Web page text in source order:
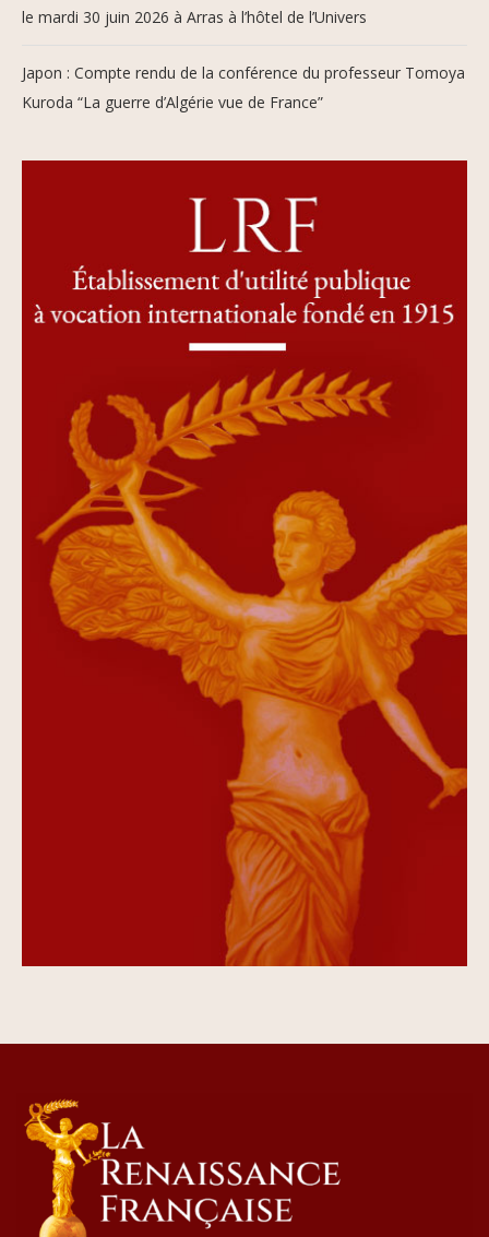
le mardi 30 juin 2026 à Arras à l’hôtel de l’Univers
Japon : Compte rendu de la conférence du professeur Tomoya
Kuroda “La guerre d’Algérie vue de France”